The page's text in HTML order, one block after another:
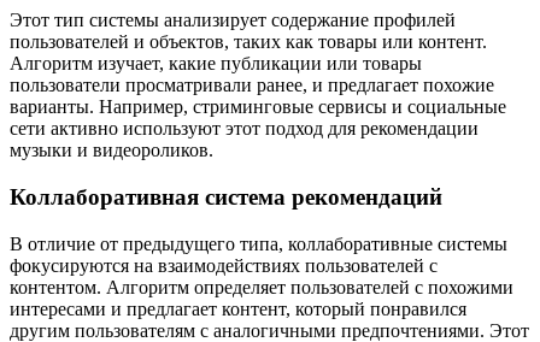
Этот тип системы анализирует содержание профилей
пользователей и объектов, таких как товары или контент.
Алгоритм изучает, какие публикации или товары
пользователи просматривали ранее, и предлагает похожие
варианты. Например, стриминговые сервисы и социальные
сети активно используют этот подход для рекомендации
музыки и видеороликов.
Коллаборативная система рекомендаций
В отличие от предыдущего типа, коллаборативные системы
фокусируются на взаимодействиях пользователей с
контентом. Алгоритм определяет пользователей с похожими
интересами и предлагает контент, который понравился
другим пользователям с аналогичными предпочтениями. Этот